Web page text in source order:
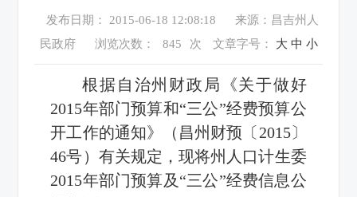
发布日期： 2015-06-18 12:08:18
来源：昌吉州人
民政府
浏览次数： 845 次 文章字号： 大 中 小
根据自治州财政局《关于做好
2015年部门预算和“三公”经费预算公
开工作的通知》（昌州财预〔2015〕
46号）有关规定，现将州人口计生委
2015年部门预算及“三公”经费信息公